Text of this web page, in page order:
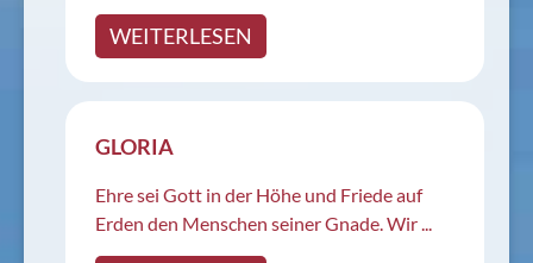
WEITERLESEN
GLORIA
Ehre sei Gott in der Höhe und Friede auf
Erden den Menschen seiner Gnade. Wir ...